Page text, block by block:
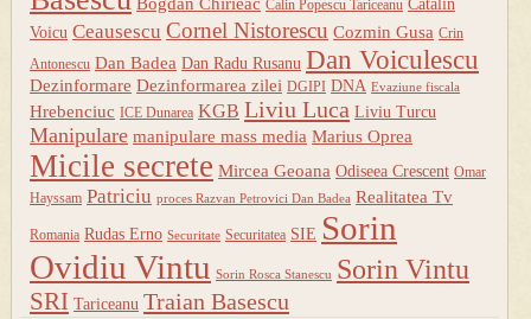
Calin Popescu Tariceanu Catalin
Voicu Ceausescu Cornel Nistorescu Cozmin Gusa Crin
Antonescu Dan Badea Dan Radu Rusanu Dan Voiculescu
Dezinformare Dezinformarea zilei DGIPI DNA Evaziune fiscala
Hrebenciuc ICE Dunarea KGB Liviu Luca Liviu Turcu
Manipulare manipulare mass media Marius Oprea
Micile secrete Mircea Geoana Odiseea Crescent Omar
Hayssam Patriciu proces Razvan Petrovici Dan Badea Realitatea Tv
Romania Rudas Erno Securitate Securitatea SIE Sorin
Ovidiu Vintu Sorin Rosca Stanescu Sorin Vintu
SRI Tariceanu Traian Basescu